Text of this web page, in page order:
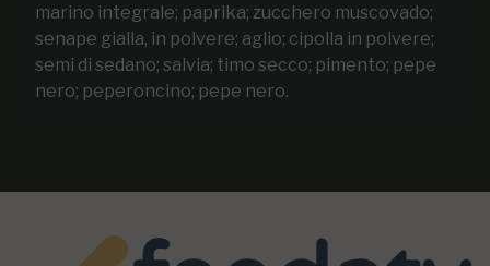
marino integrale; paprika; zucchero muscovado;
senape gialla, in polvere; aglio; cipolla in polvere;
semi di sedano; salvia; timo secco; pimento; pepe
nero; peperoncino; pepe nero.